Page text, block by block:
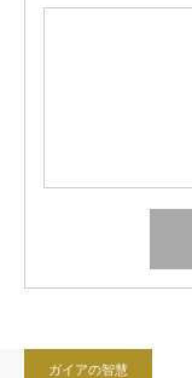
ガイアの智慧